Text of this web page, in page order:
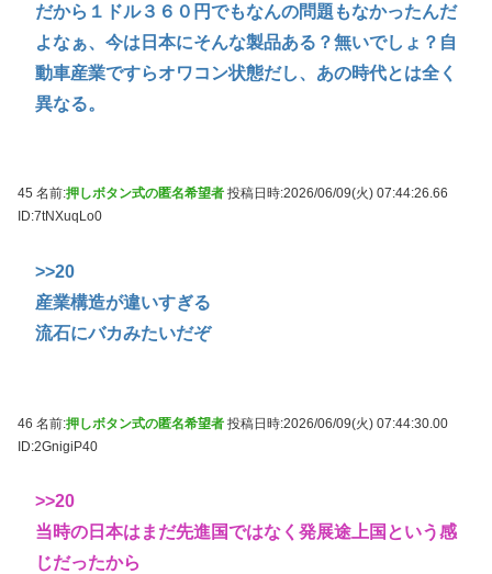
だから１ドル３６０円でもなんの問題もなかったんだ
よなぁ、今は日本にそんな製品ある？無いでしょ？自
動車産業ですらオワコン状態だし、あの時代とは全く
異なる。
45 名前:押しボタン式の匿名希望者 投稿日時:2026/06/09(火) 07:44:26.66
ID:7tNXuqLo0
>>20
産業構造が違いすぎる
流石にバカみたいだぞ
46 名前:押しボタン式の匿名希望者 投稿日時:2026/06/09(火) 07:44:30.00
ID:2GnigiP40
>>20
当時の日本はまだ先進国ではなく発展途上国という感
じだったから